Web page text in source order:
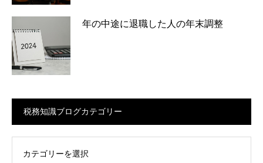
年の中途に退職した人の年末調整
税務知識ブログカテゴリー
カテゴリー